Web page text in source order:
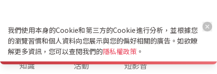
知識 活動 短影音
K幣兌換
我們使用本身的Cookie和第三方的Cookie進行分析，並根據您
的瀏覽習慣和個人資料向您展示與您的偏好相關的廣告。如欲瞭
解更多資訊，您可以查閱我們的隱私權政策 。